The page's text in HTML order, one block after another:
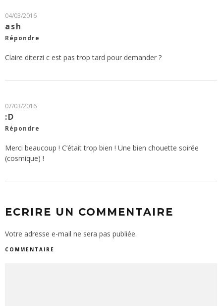
04/03/2016
ash
Répondre
Claire diterzi c est pas trop tard pour demander ?
07/03/2016
:D
Répondre
Merci beaucoup ! C’était trop bien ! Une bien chouette soirée
(cosmique) !
ECRIRE UN COMMENTAIRE
Votre adresse e-mail ne sera pas publiée.
COMMENTAIRE